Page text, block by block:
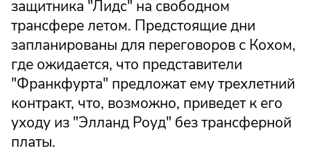
защитника "Лидс" на свободном
трансфере летом. Предстоящие дни
запланированы для переговоров с Кохом,
где ожидается, что представители
"Франкфурта" предложат ему трехлетний
контракт, что, возможно, приведет к его
уходу из "Элланд Роуд" без трансферной
платы.